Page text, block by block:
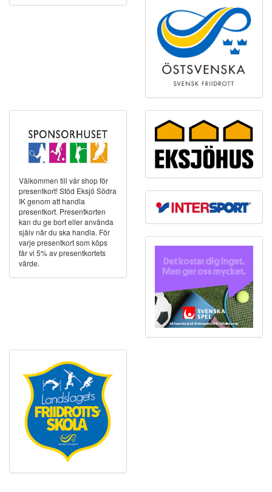
Välkommen till vår shop för
presentkort! Stöd Eksjö Södra
IK genom att handla
presentkort. Presentkorten
kan du ge bort eller använda
själv när du ska handla. För
varje presentkort som köps
får vi 5% av presentkortets
värde.